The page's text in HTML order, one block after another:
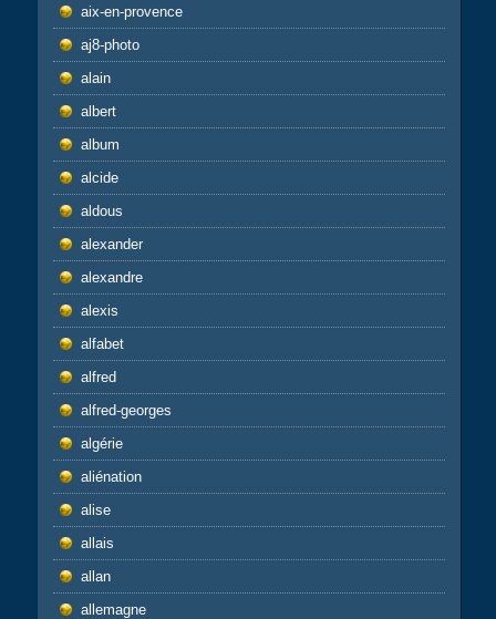
aix-en-provence
aj8-photo
alain
albert
album
alcide
aldous
alexander
alexandre
alexis
alfabet
alfred
alfred-georges
algérie
aliénation
alise
allais
allan
allemagne